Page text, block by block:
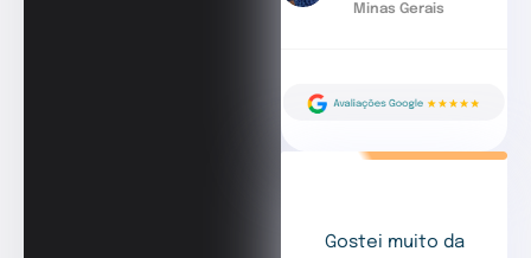
Minas Gerais
Gostei muito da